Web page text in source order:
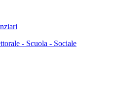
- Scuola - Sociale